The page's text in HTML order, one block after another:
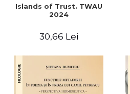
Islands of Trust. TWAU
2024
30,66 Lei